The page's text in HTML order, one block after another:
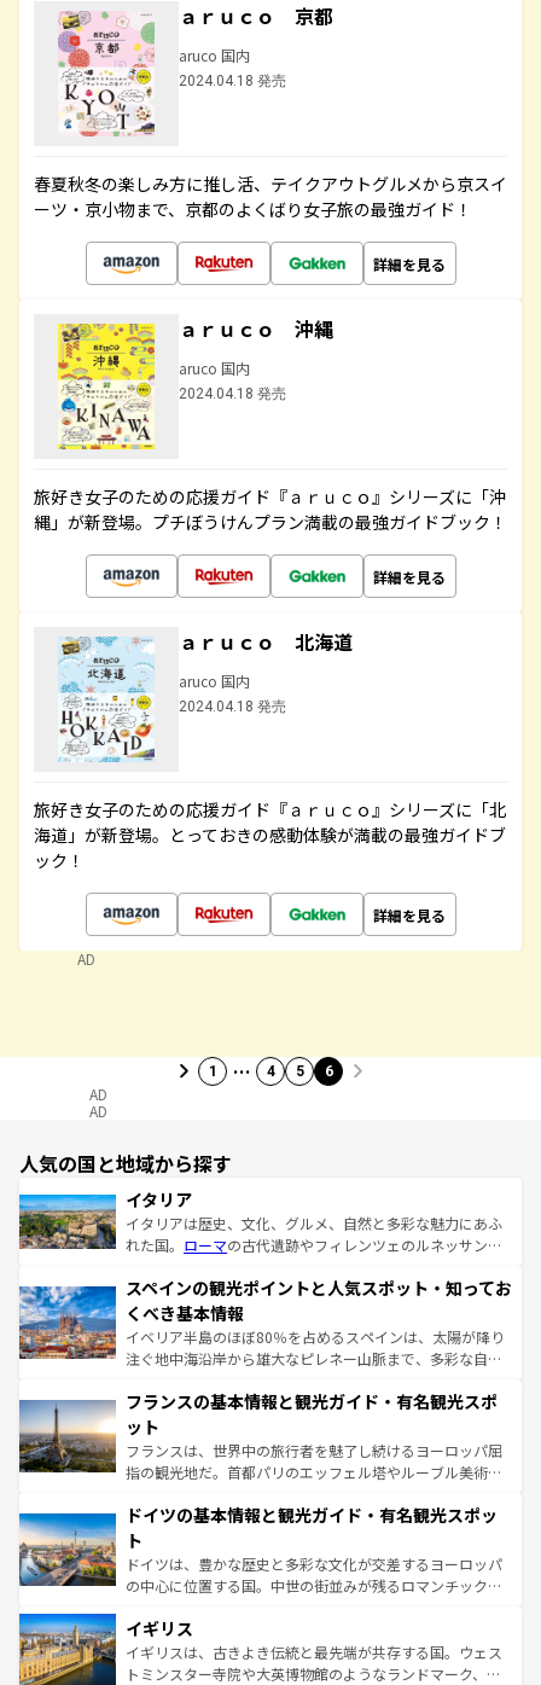
ａｒｕｃｏ 京都
aruco 国内
2024.04.18 発売
春夏秋冬の楽しみ方に推し活、テイクアウトグルメから京スイ
ーツ・京小物まで、京都のよくばり女子旅の最強ガイド！
詳細を見る
ａｒｕｃｏ 沖縄
aruco 国内
2024.04.18 発売
旅好き女子のための応援ガイド『ａｒｕｃｏ』シリーズに「沖
縄」が新登場。プチぼうけんプラン満載の最強ガイドブック！
詳細を見る
ａｒｕｃｏ 北海道
aruco 国内
2024.04.18 発売
旅好き女子のための応援ガイド『ａｒｕｃｏ』シリーズに「北
海道」が新登場。とっておきの感動体験が満載の最強ガイドブ
ック！
詳細を見る
AD
1 … 4 5 6
AD
AD
人気の国と地域から探す
イタリア
イタリアは歴史、文化、グルメ、自然と多彩な魅力にあふ
れた国。 ローマの古代遺跡やフィレンツェのルネッサンス
ろん、トスカーナの美しい田園風景やアマルフィ海岸の絶
景など、自然景観も見逃せない。観光の合間には、本場の
ピザやパスタなど、絶品のイタリア料理を堪能することも
できる。朝目覚めてから夜眠るまで、すべての瞬間を楽し
なお、新着のイタリア情報はコンテンツ一覧を参照してほ
しい。
スペインの観光ポイントと人気スポット・知ってお
くべき基本情報
イベリア半島のほぼ80％を占めるスペインは、太陽が降り
注ぐ地中海沿岸から雄大なピレネー山脈まで、多彩な自然
文化が根付くこの国では、情熱的なフラメンコ、熱気あふ
れる闘牛、そして美味しいタパスが生活の一部となってい
る。首都マドリードの洗練された雰囲気や、バルセロナの
アートに溢れた街角から、地方では古代ローマ遺跡や中世
せる。地方によって風土や気候が異なるスペインはその個
ンテンツ一覧 を参照してほしい。
フランスの基本情報と観光ガイド・有名観光スポ
ット
フランスは、世界中の旅行者を魅了し続けるヨーロッパ屈
指の観光地だ。首都パリのエッフェル塔やルーブル美術館
で、幅広い魅力が詰まっている。華麗な宮殿、歴史的な大
聖堂、美しいビーチ、そして豊かな自然が、訪れる者を心
から魅了する。また、フランスは美食の国としても知ら
れ、フランス料理はユネスコ無形文化遺産にも登録されて
香り高いラベンダー畑など、多彩な楽しみ方が可能だ。さ
らに、パリ以外の地域にも魅力が溢れており、どの街角に
も豊かな歴史と文化が息づいている。パリ以外の個性あふ
ドイツの基本情報と観光ガイド・有名観光スポッ
ト
ドイツは、豊かな歴史と多彩な文化が交差するヨーロッパ
の中心に位置する国。中世の街並みが残るロマンチック街
顔を持つこの国は、どこを歩いても飽きることがない。ベ
ルリンの文化的活気、バイエルン州のアルプスの絶景、そ
してライン川沿いのワイン畑といった風景は必見。ビール
イギリス
イギリスは、古きよき伝統と最先端が共存する国。ウェス
トミンスター寺院や大英博物館のようなランドマーク、歴